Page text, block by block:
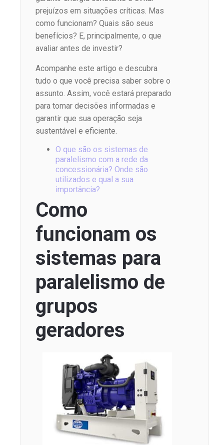
prejuízos em situações críticas. Mas
como funcionam? Quais são seus
benefícios? E, principalmente, o que
avaliar antes de investir?
Acompanhe este artigo e descubra
tudo o que você precisa saber sobre o
assunto. Assim, você estará preparado
para tomar decisões informadas e
garantir que sua operação seja
sustentável e eficiente.
O que são os sistemas de
paralelismo com a rede da
concessionária? Onde são
utilizados e qual a sua
importância?
Como
funcionam os
sistemas para
paralelismo de
grupos
geradores